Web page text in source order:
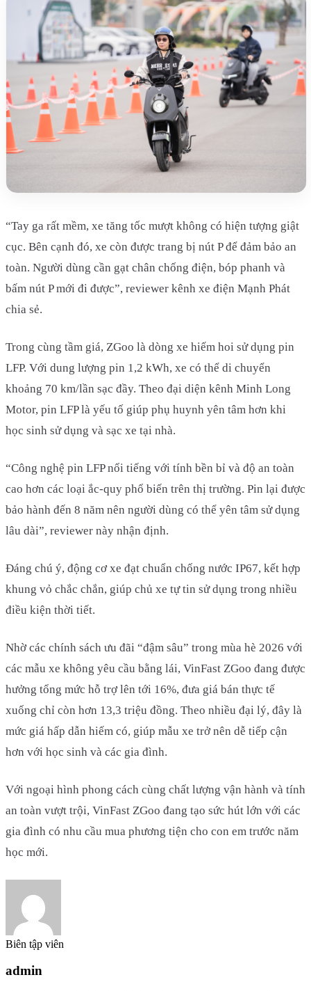
“Tay ga rất mềm, xe tăng tốc mượt không có hiện tượng giật
cục. Bên cạnh đó, xe còn được trang bị nút P để đảm bảo an
toàn. Người dùng cần gạt chân chống điện, bóp phanh và
bấm nút P mới đi được”, reviewer kênh xe điện Mạnh Phát
chia sẻ.
Trong cùng tầm giá, ZGoo là dòng xe hiếm hoi sử dụng pin
LFP. Với dung lượng pin 1,2 kWh, xe có thể di chuyển
khoảng 70 km/lần sạc đầy. Theo đại diện kênh Minh Long
Motor, pin LFP là yếu tố giúp phụ huynh yên tâm hơn khi
học sinh sử dụng và sạc xe tại nhà.
“Công nghệ pin LFP nổi tiếng với tính bền bỉ và độ an toàn
cao hơn các loại ắc-quy phổ biến trên thị trường. Pin lại được
bảo hành đến 8 năm nên người dùng có thể yên tâm sử dụng
lâu dài”, reviewer này nhận định.
Đáng chú ý, động cơ xe đạt chuẩn chống nước IP67, kết hợp
khung vỏ chắc chắn, giúp chủ xe tự tin sử dụng trong nhiều
điều kiện thời tiết.
Nhờ các chính sách ưu đãi “đậm sâu” trong mùa hè 2026 với
các mẫu xe không yêu cầu bằng lái, VinFast ZGoo đang được
hưởng tổng mức hỗ trợ lên tới 16%, đưa giá bán thực tế
xuống chỉ còn hơn 13,3 triệu đồng. Theo nhiều đại lý, đây là
mức giá hấp dẫn hiếm có, giúp mẫu xe trở nên dễ tiếp cận
hơn với học sinh và các gia đình.
Với ngoại hình phong cách cùng chất lượng vận hành và tính
an toàn vượt trội, VinFast ZGoo đang tạo sức hút lớn với các
gia đình có nhu cầu mua phương tiện cho con em trước năm
học mới.
Biên tập viên
admin